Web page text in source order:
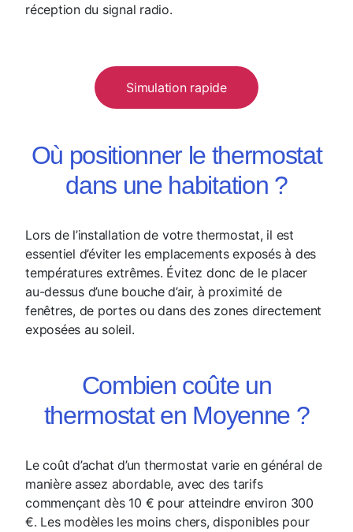
réception du signal radio.
Simulation rapide
Où positionner le thermostat
dans une habitation ?
Lors de l’installation de votre thermostat, il est
essentiel d’éviter les emplacements exposés à des
températures extrêmes. Évitez donc de le placer
au-dessus d’une bouche d’air, à proximité de
fenêtres, de portes ou dans des zones directement
exposées au soleil.
Combien coûte un
thermostat en Moyenne ?
Le coût d’achat d’un thermostat varie en général de
manière assez abordable, avec des tarifs
commençant dès 10 € pour atteindre environ 300
€. Les modèles les moins chers, disponibles pour